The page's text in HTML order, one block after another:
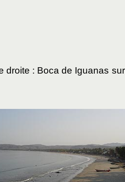
droite : Boca de Iguanas